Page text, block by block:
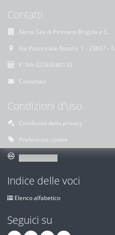
Contatti
Akros Sas di Pirovano Brigida e C.
Via Provinciale Nord n. 1 - 23837 -
P. IVA 02263080133
Contattaci
Condizioni d'uso
Condizioni della privacy
Preferenze cookie
Indice delle voci
Elenco alfabetico
Seguici su